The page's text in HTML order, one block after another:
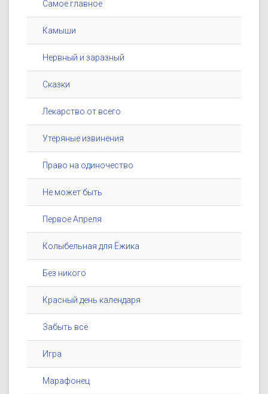
Самое главное
Камыши
Нервный и заразный
Сказки
Лекарство от всего
Утеряные извинения
Право на одиночество
Не может быть
Первое Апреля
Колыбельная для Ёжика
Без никого
Красный день календаря
Забыть всё
Игра
Марафонец